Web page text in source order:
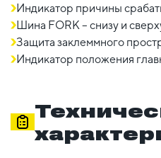
Индикатор причины
Шина FORK – снизу и
Защита заклеммного
Индикатор положения